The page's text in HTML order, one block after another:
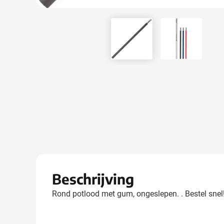
View larger image
Beschrijving
Rond potlood met gum, ongeslepen. . Bestel snel!